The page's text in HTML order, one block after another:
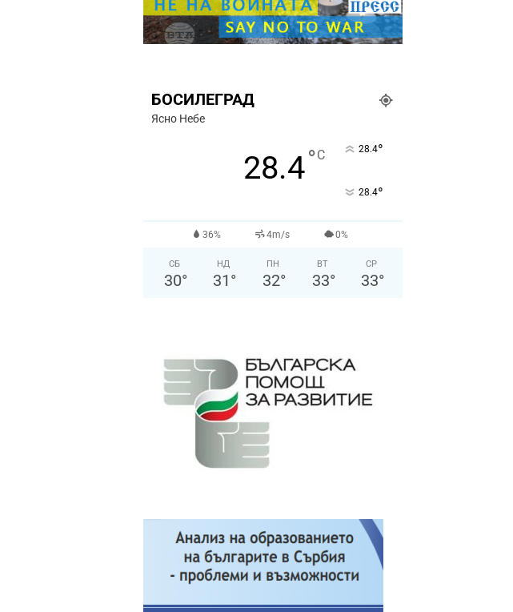
БОСИЛЕГРАД
Ясно Небе
28.4°C 28.4°
28.4°
36% 4m/s 0%
СБ
30°
НД
31 °
ПН
32°
ВТ
33°
СР
33°